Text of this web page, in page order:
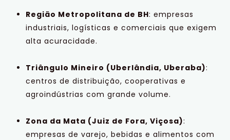
Região Metropolitana de BH: empresas
industriais, logísticas e comerciais que exigem
alta acuracidade.
Triângulo Mineiro (Uberlândia, Uberaba):
centros de distribuição, cooperativas e
agroindústrias com grande volume.
Zona da Mata (Juiz de Fora, Viçosa):
empresas de varejo, bebidas e alimentos com